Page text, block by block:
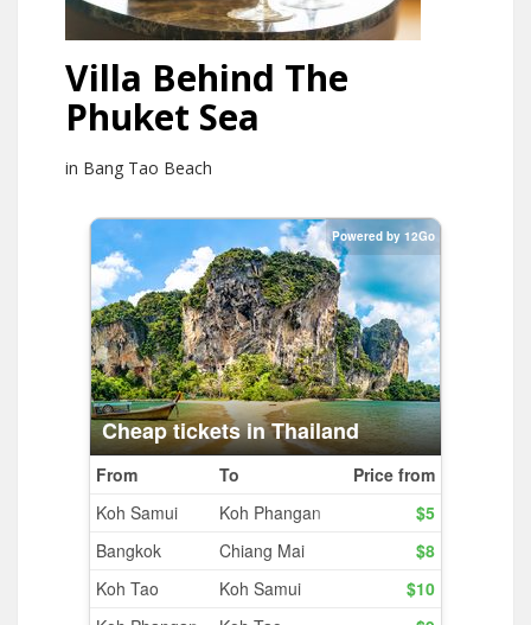
Villa Behind The
Phuket Sea
in Bang Tao Beach